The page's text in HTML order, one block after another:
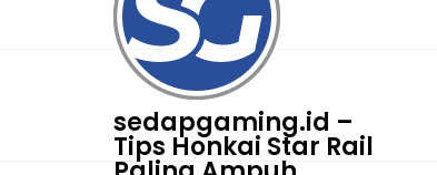
sedapgaming.id –
Tips Honkai Star Rail